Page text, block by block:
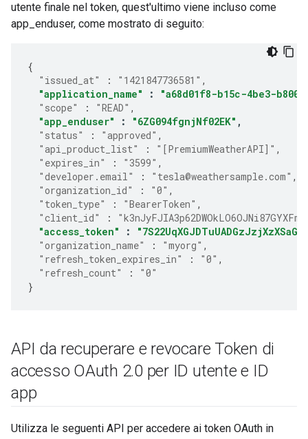
utente finale nel token, quest'ultimo viene incluso come
app_enduser, come mostrato di seguito:
{
"issued_at"
: "1421847736581" ,
"application_name"
:
"a68d01f8-b15c-4be3-
"scope"
: "READ" ,
"app_enduser"
: "6ZG094fgnjNf02EK" ,
"status"
: "approved" ,
"api_product_list"
: "[PremiumWeatherAPI]" ,
"expires_in"
: "3599" ,
"developer.email"
: "tesla@weathersample.com" ,
"organization_id"
: "0" ,
"token_type"
: "BearerToken" ,
"client_id"
:
"access_token"
:
"organization_name"
: "myorg" ,
"refresh_token_expires_in"
: "0" ,
"refresh_count"
:
"0"
}
API da recuperare e revocare Token di
accesso OAuth 2.0 per ID utente e ID
app
Utilizza le seguenti API per accedere ai token OAuth in